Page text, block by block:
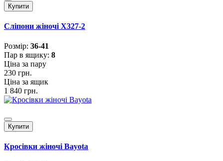
Купити
Сліпони жіночі X327-2
Розмiр: 36-41
Пар в ящику: 8
Ціна за пару
230 грн.
Ціна за ящик
1 840 грн.
Купити
Кросівки жіночі Bayota